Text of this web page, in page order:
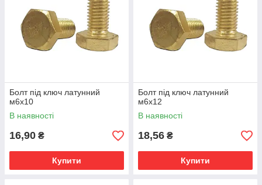
Болт під ключ латунний
м6х10
В наявності
16,90 ₴
Купити
Болт під ключ латунний
м6х12
В наявності
18,56 ₴
Купити